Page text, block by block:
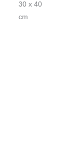
30 x 40
cm